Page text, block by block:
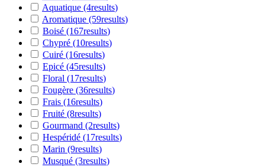
Aquatique (4results)
Aromatique (59results)
Boisé (167results)
Chypré (10results)
Cuiré (16results)
Epicé (45results)
Floral (17results)
Fougère (36results)
Frais (16results)
Fruité (8results)
Gourmand (2results)
Hespéridé (17results)
Marin (9results)
Musqué (3results)